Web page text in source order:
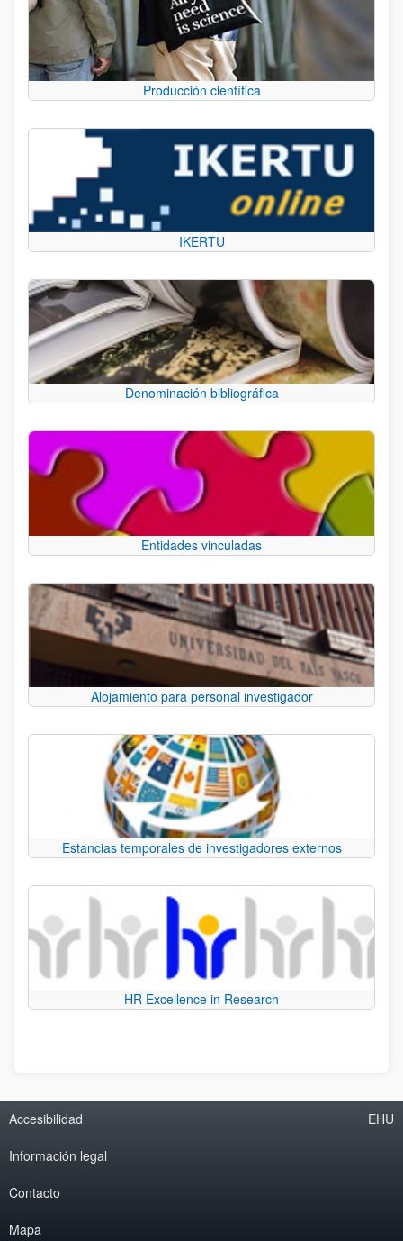
Producción científica
IKERTU
Denominación bibliográfica
Entidades vinculadas
Alojamiento para personal investigador
Estancias temporales de investigadores externos
HR Excellence in Research
Accesibilidad
Información legal
Contacto
Mapa
EHU